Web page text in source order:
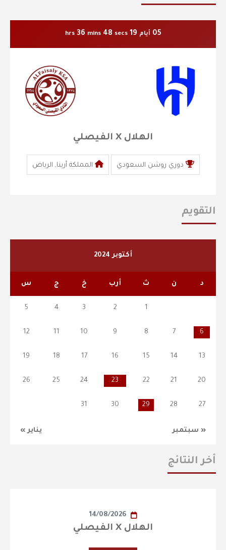
05 أيام 19
hrs 36 mins 47 secs
الهلال X الفيصلي
دوري روشن السعودي المملكة أرينا, الرياض
التقويم
أكتوبر 2024
د ن ث أرب خ ج س
« سبتمبر يناير »
1
2
3
4
5
6
7
8
9
10
11
12
13
14
15
16
17
18
19
20
21
22
23
24
25
26
27
28
29
30
31
أخر النتائج
14/08/2026
الهلال X الفيصلي